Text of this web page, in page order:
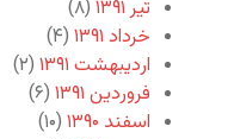
تیر ۱۳۹۱
(۸)
خرداد ۱۳۹۱
(۴)
اردیبهشت ۱۳۹۱
(۲)
فروردین ۱۳۹۱
(۶)
اسفند ۱۳۹۰
(۱۰)